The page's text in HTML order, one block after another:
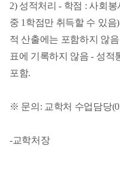
2) 성적처리 - 학점 : 사회
중 1학점만 취득할 수 있
적 산출에는 포함하지 않음
표에 기록하지 않음 - 성적
포함.
※ 문의: 교학처 수업담당
-교학처장